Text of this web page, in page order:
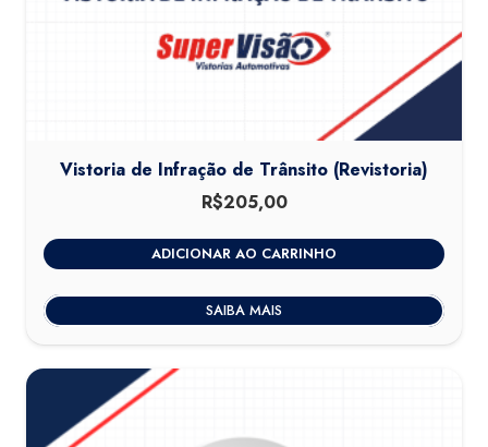
Vistoria de Infração de Trânsito (Revistoria)
R$205,00
ADICIONAR AO CARRINHO
SAIBA MAIS